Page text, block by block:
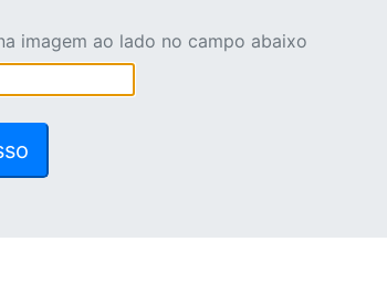
imagem ao lado no campo abaixo